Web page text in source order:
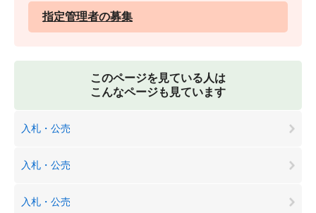
指定管理者の募集
このページを見ている人は
こんなページも見ています
入札・公売
入札・公売
入札・公売